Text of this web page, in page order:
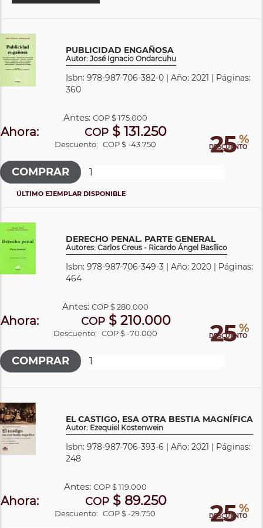
PUBLICIDAD ENGAÑOSA
Autor: José Ignacio Ondarcuhu
Isbn: 978-987-706-382-0 | Año: 2021 | Páginas:
360
25 %
DESCUENTO
Antes: COP$ 175.000
Ahora: COP $ 131.250
Descuento: COP $ -43.750
ÚLTIMO EJEMPLAR DISPONIBLE
DERECHO PENAL. PARTE GENERAL
Autores: Carlos Creus - Ricardo Ángel Basílico
Isbn: 978-987-706-349-3 | Año: 2020 | Páginas:
464
25 %
DESCUENTO
Antes: COP$ 280.000
Ahora: COP$ 210.000
Descuento: COP $ -70.000
EL CASTIGO, ESA OTRA BESTIA MAGNÍFICA
Autor: Ezequiel Kostenwein
Isbn: 978-987-706-393-6 | Año: 2021 | Páginas:
248
25 %
DESCUENTO
Antes: COP$ 119.000
Ahora: COP$ 89.250
Descuento: COP $ -29.750